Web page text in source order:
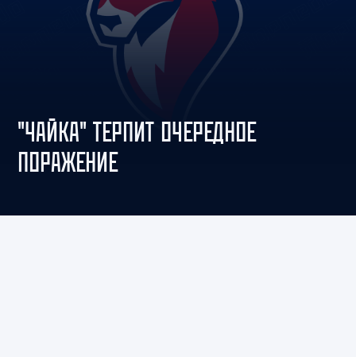
"ЧАЙКА" ТЕРПИТ ОЧЕРЕДНОЕ
ПОРАЖЕНИЕ